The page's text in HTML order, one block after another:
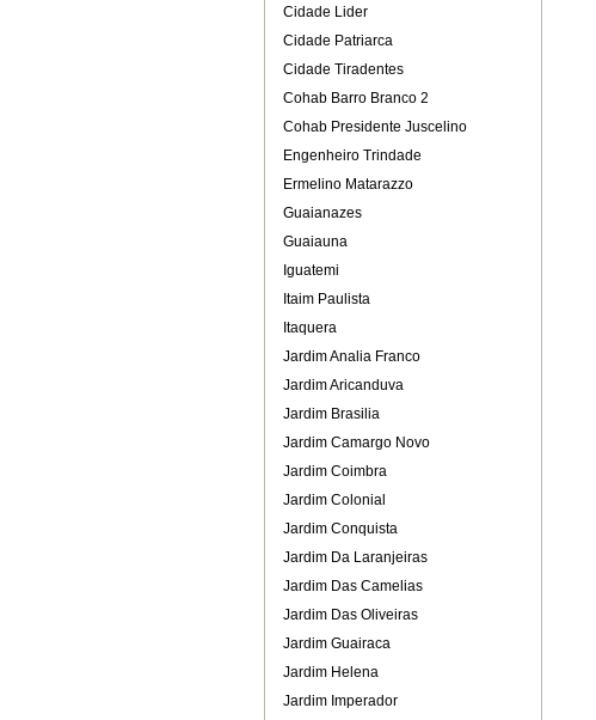
Cidade Lider
Cidade Patriarca
Cidade Tiradentes
Cohab Barro Branco 2
Cohab Presidente Juscelino
Engenheiro Trindade
Ermelino Matarazzo
Guaianazes
Guaiauna
Iguatemi
Itaim Paulista
Itaquera
Jardim Analia Franco
Jardim Aricanduva
Jardim Brasilia
Jardim Camargo Novo
Jardim Coimbra
Jardim Colonial
Jardim Conquista
Jardim Da Laranjeiras
Jardim Das Camelias
Jardim Das Oliveiras
Jardim Guairaca
Jardim Helena
Jardim Imperador